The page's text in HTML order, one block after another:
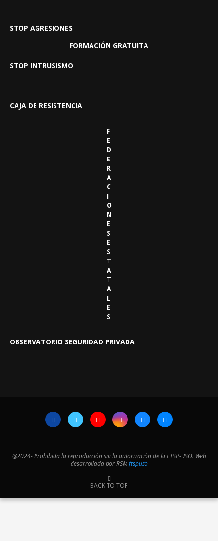
STOP AGRESIONES
FORMACIÓN GRATUITA
STOP INTRUSISMO
CAJA DE RESISTENCIA
F
E
D
E
R
A
C
I
O
N
E
S
E
S
T
A
T
A
L
E
S
OBSERVATORIO SEGURIDAD PRIVADA
@2024- Prohibida la reproducción sin la autorización de la FTSP-USO. Web
desarrollada por RSMftspuso
BACK TO TOP